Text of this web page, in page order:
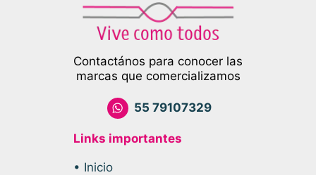
Contactános para conocer las
marcas que comercializamos
55 79107329
Links importantes
• Inicio